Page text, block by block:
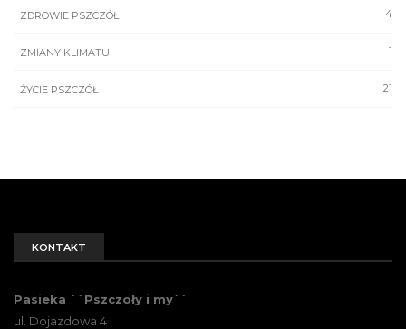
4
ZDROWIE PSZCZÓŁ
1
ZMIANY KLIMATU
21
ŻYCIE PSZCZÓŁ
KONTAKT
Pasieka ``Pszczoły i my``
ul. Dojazdowa 4